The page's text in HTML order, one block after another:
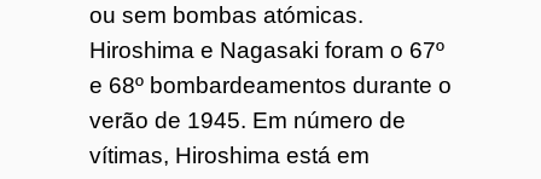
ou sem bombas atómicas.
Hiroshima e Nagasaki foram o 67º
e 68º bombardeamentos durante o
verão de 1945. Em número de
vítimas, Hiroshima está em